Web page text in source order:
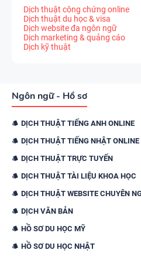
Dịch thuật công chứng online
Dịch thuật du học & visa
Dịch website đa ngôn ngữ
Dịch marketing & quảng cáo
Dịch kỹ thuật
Ngôn ngữ - Hồ sơ
DỊCH THUẬT TIẾNG ANH ONLINE
DỊCH THUẬT TIẾNG NHẬT ONLINE
DỊCH THUẬT TRỰC TUYẾN
DỊCH THUẬT TÀI LIỆU KHOA HỌC
DỊCH THUẬT WEBSITE CHUYÊN
DỊCH VĂN BẢN
HỒ SƠ DU HỌC MỸ
HỒ SƠ DU HỌC NHẬT